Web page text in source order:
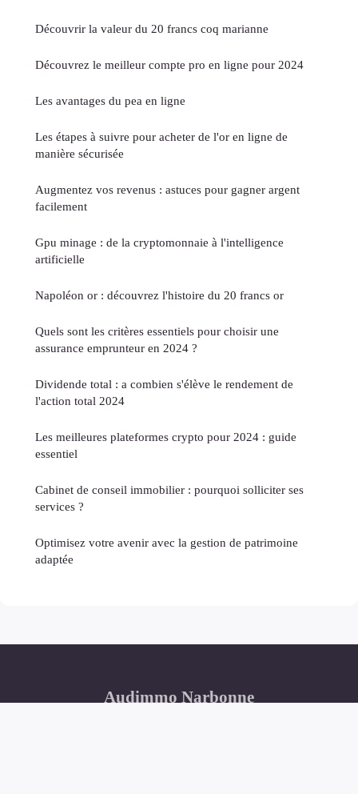
Découvrir la valeur du 20 francs coq marianne
Découvrez le meilleur compte pro en ligne pour 2024
Les avantages du pea en ligne
Les étapes à suivre pour acheter de l'or en ligne de
manière sécurisée
Augmentez vos revenus : astuces pour gagner argent
facilement
Gpu minage : de la cryptomonnaie à l'intelligence
artificielle
Napoléon or : découvrez l'histoire du 20 francs or
Quels sont les critères essentiels pour choisir une
assurance emprunteur en 2024 ?
Dividende total : a combien s'élève le rendement de
l'action total 2024
Les meilleures plateformes crypto pour 2024 : guide
essentiel
Cabinet de conseil immobilier : pourquoi solliciter ses
services ?
Optimisez votre avenir avec la gestion de patrimoine
adaptée
Audimmo Narbonne